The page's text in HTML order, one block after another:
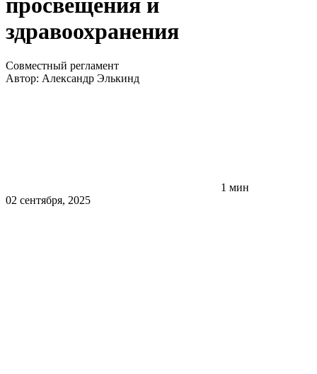
здравоохранения
Совместный регламент
Автор: Александр Элькинд
1 мин
02 сентября, 2025